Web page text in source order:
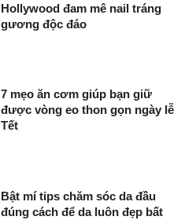
Hollywood đam mê nail tráng
gương độc đáo
7 mẹo ăn cơm giúp bạn giữ
được vòng eo thon gọn ngày lễ
Tết
Bật mí tips chăm sóc da đầu
đúng cách để da luôn đẹp bất